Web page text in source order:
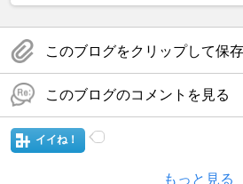
このブログをクリップして保存
このブログのコメントを見る
イイね！
もっと見る